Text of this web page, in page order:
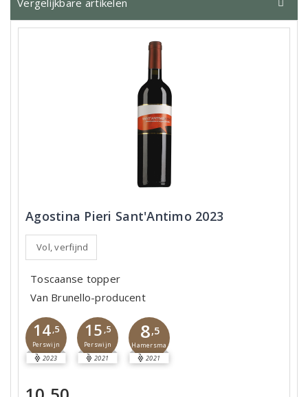
Vergelijkbare artikelen
Agostina Pieri Sant'Antimo 2023
Vol, verfijnd
Toscaanse topper
Van Brunello-producent
14,5
Perswijn
2023
15 ,5
Perswijn
2021
8,5
Hamersma
2021